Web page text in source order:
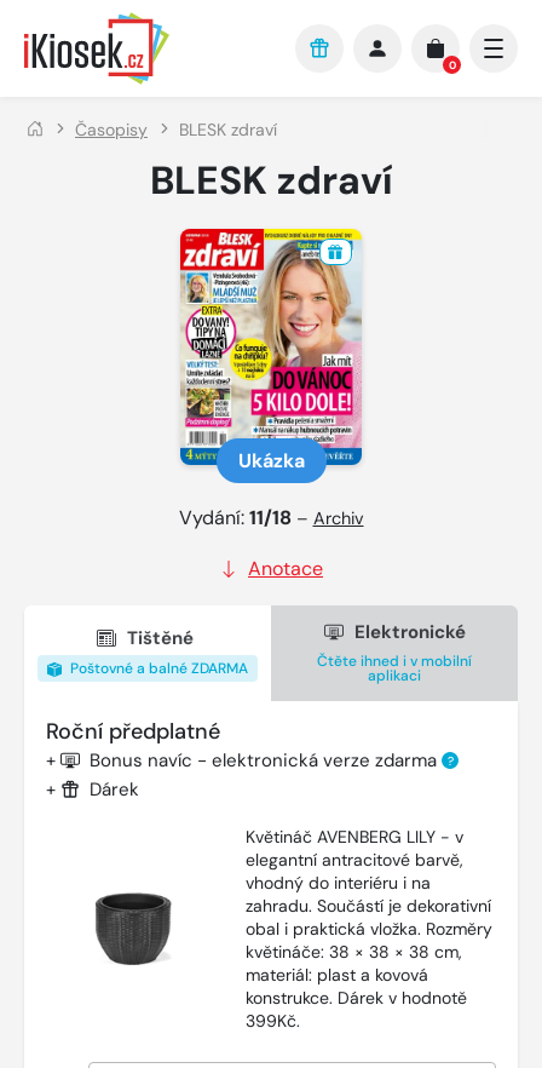
Přejít na hlavní obsah
0
Časopisy BLESK zdraví
BLESK zdraví
Ukázka
Vydání:11/18 – Archiv
Anotace
Tištěné
Poštovné a balné ZDARMA
Elektronické
Čtěte ihned i v mobilní
aplikaci
Roční předplatné
+ Bonus navíc - elektronická verze zdarma ?
+ Dárek
Květináč AVENBERG LILY - v
elegantní antracitové barvě,
vhodný do interiéru i na
zahradu. Součástí je dekorativní
obal i praktická vložka. Rozměry
květináče: 38 × 38 × 38 cm,
materiál: plast a kovová
konstrukce. Dárek v hodnotě
399Kč.